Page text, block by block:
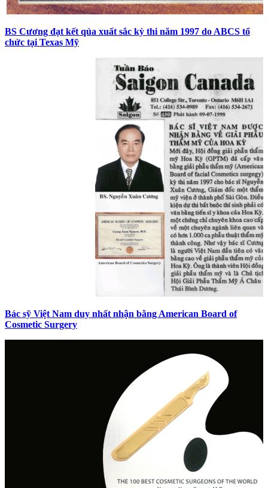
BS Cương đạt kết qủa xuất sắc kỳ thi năm 1997 do ABCS tổ
chức tại Texas Mỹ
Bác sỹ Việt Nam duy nhất nhận bằng American Board of
Cosmetic Surgery